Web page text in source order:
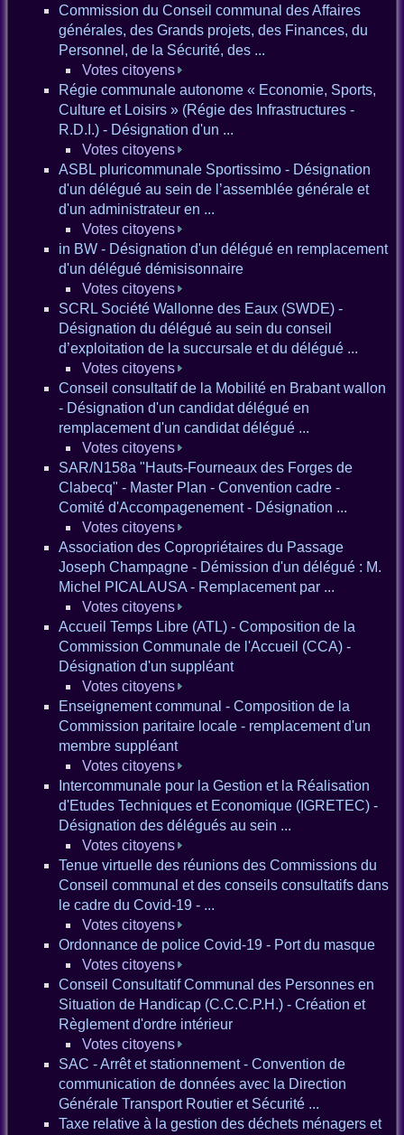
Commission du Conseil communal des Affaires
générales, des Grands projets, des Finances, du
Personnel, de la Sécurité, des ...
Votes citoyens
Régie communale autonome « Economie, Sports,
Culture et Loisirs » (Régie des Infrastructures -
R.D.I.) - Désignation d'un ...
Votes citoyens
ASBL pluricommunale Sportissimo - Désignation
d'un délégué au sein de l’assemblée générale et
d'un administrateur en ...
Votes citoyens
in BW - Désignation d'un délégué en remplacement
d'un délégué démisisonnaire
Votes citoyens
SCRL Société Wallonne des Eaux (SWDE) -
Désignation du délégué au sein du conseil
d’exploitation de la succursale et du délégué ...
Votes citoyens
Conseil consultatif de la Mobilité en Brabant wallon
- Désignation d'un candidat délégué en
remplacement d'un candidat délégué ...
Votes citoyens
SAR/N158a "Hauts-Fourneaux des Forges de
Clabecq" - Master Plan - Convention cadre -
Comité d'Accompagenement - Désignation ...
Votes citoyens
Association des Copropriétaires du Passage
Joseph Champagne - Démission d'un délégué : M.
Michel PICALAUSA - Remplacement par ...
Votes citoyens
Accueil Temps Libre (ATL) - Composition de la
Commission Communale de l'Accueil (CCA) -
Désignation d'un suppléant
Votes citoyens
Enseignement communal - Composition de la
Commission paritaire locale - remplacement d'un
membre suppléant
Votes citoyens
Intercommunale pour la Gestion et la Réalisation
d'Etudes Techniques et Economique (IGRETEC) -
Désignation des délégués au sein ...
Votes citoyens
Tenue virtuelle des réunions des Commissions du
Conseil communal et des conseils consultatifs dans
le cadre du Covid-19 - ...
Votes citoyens
Ordonnance de police Covid-19 - Port du masque
Votes citoyens
Conseil Consultatif Communal des Personnes en
Situation de Handicap (C.C.C.P.H.) - Création et
Règlement d'ordre intérieur
Votes citoyens
SAC - Arrêt et stationnement - Convention de
communication de données avec la Direction
Générale Transport Routier et Sécurité ...
Taxe relative à la gestion des déchets ménagers et